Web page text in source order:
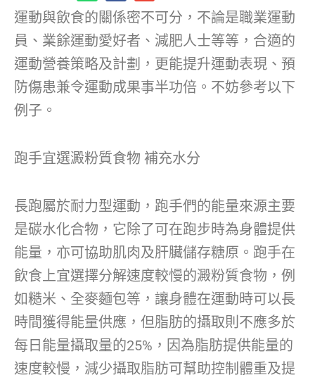
運動與飲食的關係密不可分，不論是職業運動
員、業餘運動愛好者、減肥人士等等，合適的
運動營養策略及計劃，更能提升運動表現、預
防傷患兼令運動成果事半功倍。不妨參考以下
例子。
跑手宜選澱粉質食物 補充水分
長跑屬於耐力型運動，跑手們的能量來源主要
是碳水化合物，它除了可在跑步時為身體提供
能量，亦可協助肌肉及肝臟儲存糖原。跑手在
飲食上宜選擇分解速度較慢的澱粉質食物，例
如糙米、全麥麵包等，讓身體在運動時可以長
時間獲得能量供應，但脂肪的攝取則不應多於
每日能量攝取量的25%，因為脂肪提供能量的
速度較慢，減少攝取脂肪可幫助控制體重及提